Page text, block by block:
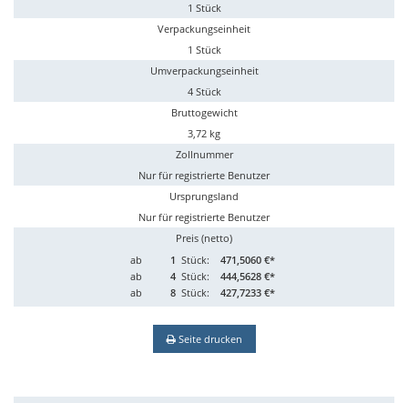
1 Stück
Verpackungseinheit
1 Stück
Umverpackungseinheit
4 Stück
Bruttogewicht
3,72 kg
Zollnummer
Nur für registrierte Benutzer
Ursprungsland
Nur für registrierte Benutzer
Preis (netto)
ab
1 Stück:
471,5060 €*
ab
4 Stück:
444,5628 €*
ab
8 Stück: 427,7233 €*
Seite drucken